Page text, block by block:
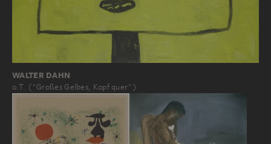
WALTER DAHN
o.T. ("Großes Gelbes, Kopf quer")